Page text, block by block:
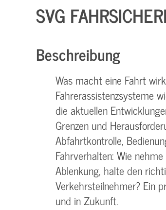
SVG
Beschreibung
Was macht eine Fahrt
Fahrerassistenzsysteme
die aktuellen
Grenzen und
Abfahrtkontrolle,
Fahrverhalten: Wie
Ablenkung, halte den
Verkehrsteilnehmer? Ein
und in Zukunft.